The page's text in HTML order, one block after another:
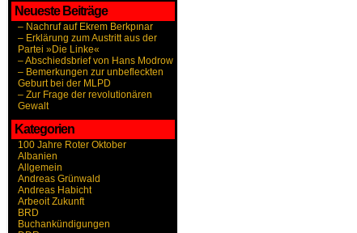
Neueste Beiträge
– Nachruf auf Ekrem Berkpınar
– Erklärung zum Austritt aus der
Partei »Die Linke«
– Abschiedsbrief von Hans Modrow
– Bemerkungen zur unbefleckten
Geburt bei der MLPD
– Zur Frage der revolutionären
Gewalt
Kategorien
100 Jahre Roter Oktober
Albanien
Allgemein
Andreas Grünwald
Andreas Habicht
Arbeoit Zukunft
BRD
Buchankündigungen